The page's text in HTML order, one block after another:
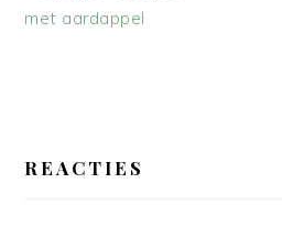
bericht:
met aardappel
INTERACTIES
REACTIES